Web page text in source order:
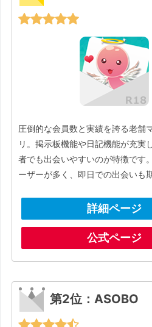
圧倒的な会員数と実績を誇る老舗
リ。掲示板機能や日記機能が充実
者でも出会いやすいのが特徴です
ーザーが多く、即日での出会いも
詳細ページ
公式ページ
第2位：ASOBO